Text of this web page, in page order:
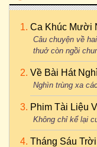
Ca Khúc Mười
Câu chuyện về
thuở còn ngồi
Về Bài Hát
Nghìn trùng xa
Phim Tài Liệu
Không chỉ kể lại
Tháng Sáu